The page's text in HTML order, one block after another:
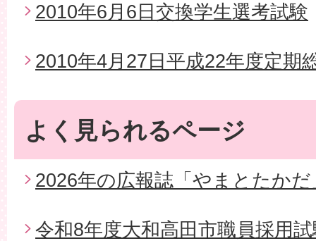
2010年6月6日交換学生選考試験
2010年4月27日平成22年度定期
よく見られるページ
2026年の広報誌「やまとたかだ
令和8年度大和高田市職員採用